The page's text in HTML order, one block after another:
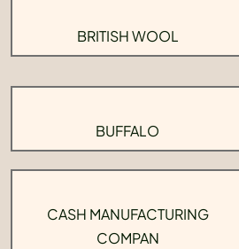
BRITISH WOOL
BUFFALO
CASH MANUFACTURING
COMPAN